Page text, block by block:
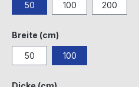
50 100 200
Breite (cm)
50 100